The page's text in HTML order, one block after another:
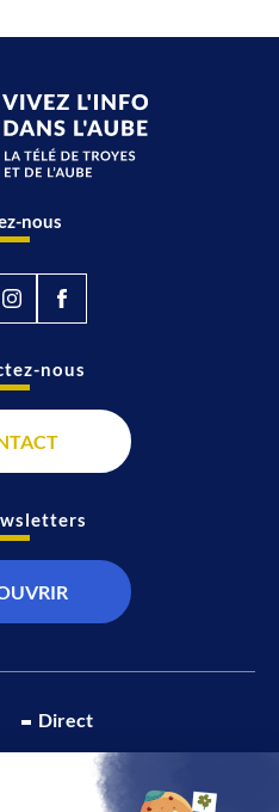
nous
Direct
À propos de nous
nous